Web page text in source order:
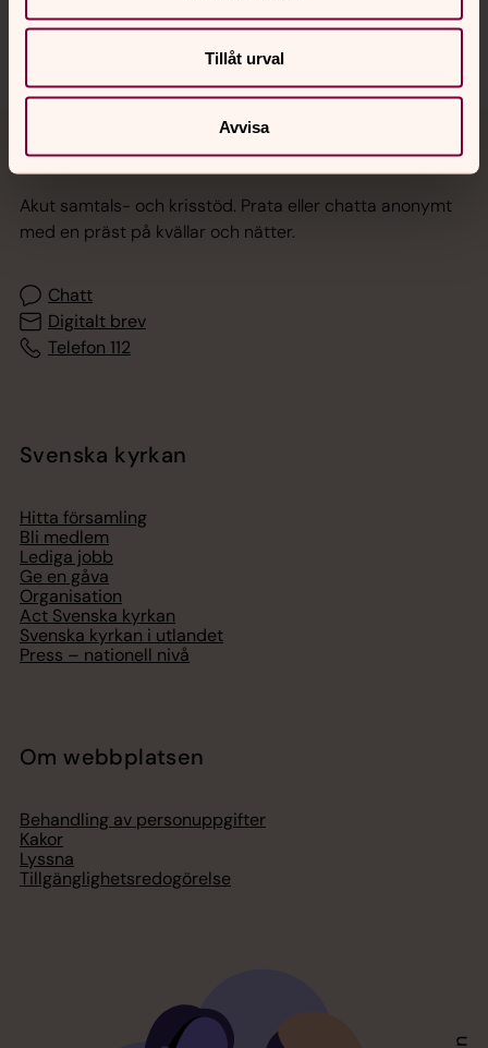
Tillåt urval
Avvisa
Jourhavande präst
Akut samtals- och krisstöd. Prata eller chatta anonymt
med en präst på kvällar och nätter.
Chatt
Digitalt brev
Telefon 112
Svenska kyrkan
Hitta församling
Bli medlem
Lediga jobb
Ge en gåva
Organisation
Act Svenska kyrkan
Svenska kyrkan i utlandet
Press – nationell nivå
Om webbplatsen
Behandling av personuppgifter
Kakor
Lyssna
Tillgänglighetsredogörelse